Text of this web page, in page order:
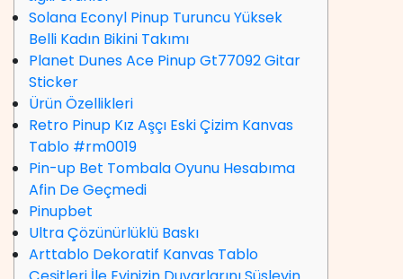
Solana Econyl Pinup Turuncu Yüksek
Belli Kadın Bikini Takımı
Planet Dunes Ace Pinup Gt77092 Gitar
Sticker
Ürün Özellikleri
Retro Pinup Kız Aşçı Eski Çizim Kanvas
Tablo #rm0019
Pin-up Bet Tombala Oyunu Hesabıma
Afin De Geçmedi
Pinupbet
Ultra Çözünürlüklü Baskı
Arttablo Dekoratif Kanvas Tablo